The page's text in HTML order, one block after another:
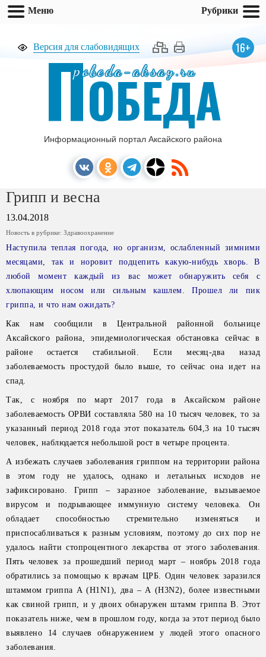
Версия для слабовидящих 16+
pobeda-aksay.ru
ПОБЕДА
Информационный портал Аксайского района
Грипп и весна
13.04.2018
Новость в рубрике: Здравоохранение
Наступила теплая погода, но организм, ослабленный зимними
месяцами, так и норовит подцепить какую-нибудь хворь. В
любой момент каждый из вас может обнаружить себя с
хлюпающим носом или сильным кашлем. Прошел ли пик
гриппа, и что нам ожидать?
Как нам сообщили в Центральной районной больнице
Аксайского района, эпидемиологическая обстановка сейчас в
районе остается стабильной. Если месяц-два назад
заболеваемость простудой было выше, то сейчас она идет на
спад.
Так, с ноября по март 2017 года в Аксайском районе
заболеваемость ОРВИ составляла 580 на 10 тысяч человек, то за
указанный период 2018 года этот показатель 604,3 на 10 тысяч
человек, наблюдается небольшой рост в четыре процента.
А избежать случаев заболевания гриппом на территории района
в этом году не удалось, однако и летальных исходов не
зафиксировано. Грипп – заразное заболевание, вызываемое
вирусом и подрывающее иммунную систему человека. Он
обладает способностью стремительно изменяться и
приспосабливаться к разным условиям, поэтому до сих пор не
удалось найти стопроцентного лекарства от этого заболевания.
Пять человек за прошедший период март – ноябрь 2018 года
обратились за помощью к врачам ЦРБ. Один человек заразился
штаммом гриппа А (H1N1), два – А (H3N2), более известными
как свиной грипп, и у двоих обнаружен штамм гриппа В. Этот
показатель ниже, чем в прошлом году, когда за этот период было
выявлено 14 случаев обнаружением у людей этого опасного
заболевания.
Меню Рубрики